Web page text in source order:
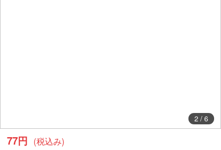
2/ 6
77円 (税込み)